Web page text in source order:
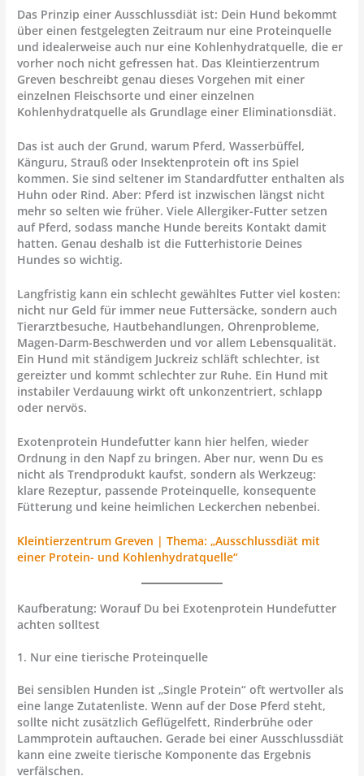
Das Prinzip einer Ausschlussdiät ist: Dein Hund bekommt
über einen festgelegten Zeitraum nur eine Proteinquelle
und idealerweise auch nur eine Kohlenhydratquelle, die er
vorher noch nicht gefressen hat. Das Kleintierzentrum
Greven beschreibt genau dieses Vorgehen mit einer
einzelnen Fleischsorte und einer einzelnen
Kohlenhydratquelle als Grundlage einer Eliminationsdiät.
Das ist auch der Grund, warum Pferd, Wasserbüffel,
Känguru, Strauß oder Insektenprotein oft ins Spiel
kommen. Sie sind seltener im Standardfutter enthalten als
Huhn oder Rind. Aber: Pferd ist inzwischen längst nicht
mehr so selten wie früher. Viele Allergiker-Futter setzen
auf Pferd, sodass manche Hunde bereits Kontakt damit
hatten. Genau deshalb ist die Futterhistorie Deines
Hundes so wichtig.
Langfristig kann ein schlecht gewähltes Futter viel kosten:
nicht nur Geld für immer neue Futtersäcke, sondern auch
Tierarztbesuche, Hautbehandlungen, Ohrenprobleme,
Magen-Darm-Beschwerden und vor allem Lebensqualität.
Ein Hund mit ständigem Juckreiz schläft schlechter, ist
gereizter und kommt schlechter zur Ruhe. Ein Hund mit
instabiler Verdauung wirkt oft unkonzentriert, schlapp
oder nervös.
Exotenprotein Hundefutter kann hier helfen, wieder
Ordnung in den Napf zu bringen. Aber nur, wenn Du es
nicht als Trendprodukt kaufst, sondern als Werkzeug:
klare Rezeptur, passende Proteinquelle, konsequente
Fütterung und keine heimlichen Leckerchen nebenbei.
Kleintierzentrum Greven | Thema: „Ausschlussdiät mit
einer Protein- und Kohlenhydratquelle“
Kaufberatung: Worauf Du bei Exotenprotein Hundefutter
achten solltest
1. Nur eine tierische Proteinquelle
Bei sensiblen Hunden ist „Single Protein“ oft wertvoller als
eine lange Zutatenliste. Wenn auf der Dose Pferd steht,
sollte nicht zusätzlich Geflügelfett, Rinderbrühe oder
Lammprotein auftauchen. Gerade bei einer Ausschlussdiät
kann eine zweite tierische Komponente das Ergebnis
verfälschen.